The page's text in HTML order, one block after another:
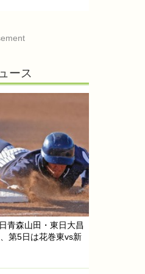
ース
青森山田・東日大昌
第5日は花巻東vs新